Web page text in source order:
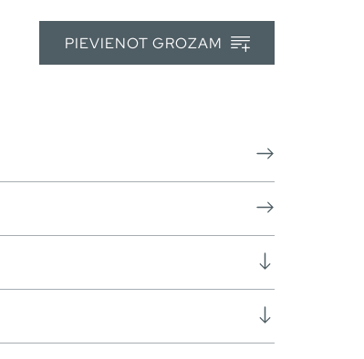
PIEVIENOT GROZAM